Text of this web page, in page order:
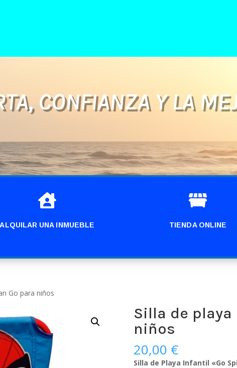
CONFIANZA Y LA

ALQUILAR UNA INMUEBLE

TIENDA ONLINE
Go para niños
Silla de playa
niños
20,00 €
Silla de Playa Infantil «Go